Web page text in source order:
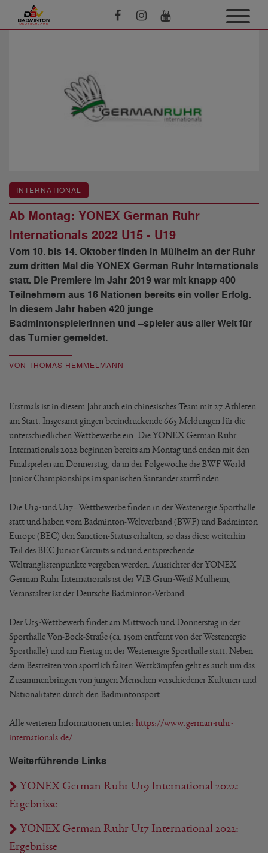
INTERNATIONAL
Ab Montag: YONEX German Ruhr
Internationals 2022 U15 - U19
Vom 10. bis 14. Oktober finden in Mülheim an der Ruhr
zum dritten Mal die YONEX German Ruhr Internationals
statt. Die Premiere im Jahr 2019 war mit knapp 400
Teilnehmern aus 16 Nationen bereits ein voller Erfolg.
In diesem Jahr haben 420 junge
Badmintonspielerinnen und –spieler aus aller Welt für
das Turnier gemeldet.
VON THOMAS HEMMELMANN
Erstmals ist in diesem Jahr auch ein chinesisches Team mit 27 Athleten
am Start. Insgesamt gingen beeindruckende 665 Meldungen für die
unterschiedlichen Wettbewerbe ein. Die YONEX German Ruhr
Internationals 2022 beginnen bereits am Montag und enden mit den
Finalspielen am Donnerstag, da in der Folgewoche die BWF World
Junior Championships im spanischen Santander stattfinden.
Die U19- und U17–Wettbewerbe finden in der Westenergie Sporthalle
statt und haben vom Badminton-Weltverband (BWF) und Badminton
Europe (BEC) den Sanction-Status erhalten, so dass diese weiterhin
Teil des BEC Junior Circuits sind und entsprechende
Weltranglistenpunkte vergeben werden. Ausrichter der YONEX
German Ruhr Internationals ist der VfB Grün-Weiß Mülheim,
Veranstalter ist der Deutsche Badminton-Verband.
Der U15-Wettbewerb findet am Mittwoch und Donnerstag in der
Sporthalle Von-Bock-Straße (ca. 150m entfernt von der Westenergie
Sporthalle) und am Freitag in der Westenergie Sporthalle statt. Neben
dem Bestreiten von sportlich fairen Wettkämpfen geht es auch um das
Zusammenbringen von jungen Menschen verschiedener Kulturen und
Nationalitäten durch den Badmintonsport.
Alle weiteren Informationen unter: https://www.german-ruhr-
internationals.de/
Weiterführende Links
YONEX German Ruhr U19 International 2022:
Ergebnisse
YONEX German Ruhr U17 International 2022:
Ergebnisse